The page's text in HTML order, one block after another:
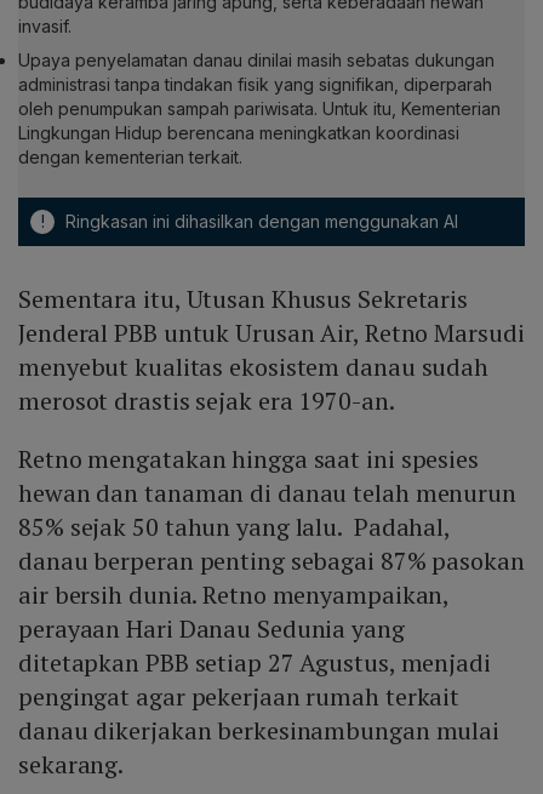
invasif.
Upaya penyelamatan danau dinilai masih sebatas dukungan
administrasi tanpa tindakan fisik yang signifikan, diperparah
oleh penumpukan sampah pariwisata. Untuk itu, Kementerian
Lingkungan Hidup berencana meningkatkan koordinasi
dengan kementerian terkait.
! Ringkasan ini dihasilkan dengan menggunakan AI
Sementara itu, Utusan Khusus Sekretaris
Jenderal PBB untuk Urusan Air, Retno Marsudi
menyebut kualitas ekosistem danau sudah
merosot drastis sejak era 1970-an.
Retno mengatakan hingga saat ini spesies
hewan dan tanaman di danau telah menurun
85% sejak 50 tahun yang lalu. Padahal,
danau berperan penting sebagai 87% pasokan
air bersih dunia. Retno menyampaikan,
perayaan Hari Danau Sedunia yang
ditetapkan PBB setiap 27 Agustus, menjadi
pengingat agar pekerjaan rumah terkait
danau dikerjakan berkesinambungan mulai
sekarang.